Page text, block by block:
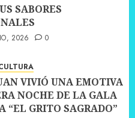
SABORES
2026 0
VIVIÓ UNA EMOTIVA
NOCHE DE LA GALA
“EL GRITO SAGRADO”